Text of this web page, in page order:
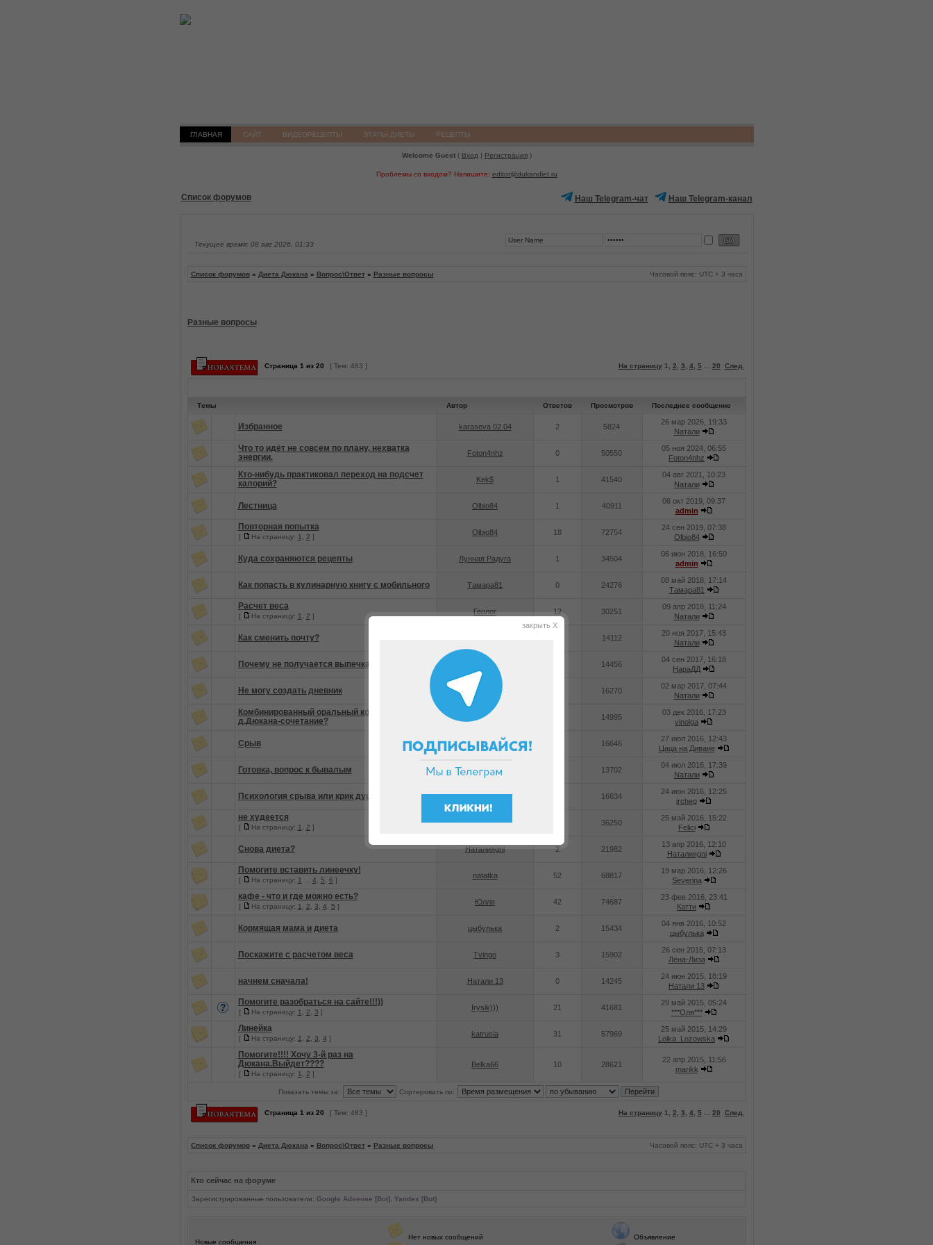
ГЛАВНАЯ САЙТ ВИДЕОРЕЦЕПТЫ ЭТАПЫ ДИЕТЫ РЕЦЕПТЫ
Welcome Guest( Вход | Регистрация)
Проблемы со входом? Напишите: editor@dukandiet.ru
Список форумов Наш Telegram-чат Наш Telegram-канал
Текущее время: 08 авг 2026, 01:33
Список форумов» Диета Дюкана » Вопрос\Ответ» Разные вопросы Часовой пояс: UTC + 3 часа
Разные вопросы
Страница 1 из 20 [ Тем: 483 ] На страницу 1 2 3 4, 5 20 След.
Темы Автор Ответов Просмотров Последнее сообщение
Избранное karaseva 02.04 2 5824
26 мар 2026, 19:33
Nатали
Что то идёт не совсем по плану, нехватка
энергии.
Foton4nhz 0 50550
05 ноя 2024, 06:55
Foton4nhz
Кто-нибудь практиковал переход на подсчет
калорий?
Kek$ 1 41540
04 авг 2021, 10:23
Nатали
Лестница Olbio84 1 40911
06 окт 2019, 09:37
admin
Повторная попытка
[ На страницу: 1 2 ]
Olbio84 18 72754
24 сен 2019, 07:38
Olbio84
Куда сохраняются рецепты Лунная Радуга 1 34504
06 июн 2018, 16:50
admin
Как попасть в кулинарную книгу с мобильного Тамара81 0 24276
08 май 2018, 17:14
Тамара81
Расчет веса
[ На страницу: 1 2 ]
Геолог 12 30251
09 апр 2018, 11:24
Nатали
Как сменить почту? 14112
20 ноя 2017, 15:43
Nатали
Почему не получается выпечка sjuit 14456
04 сен 2017, 16:18
НараДД
Не могу создать дневник Анна 1985 16270
02 мар 2017, 07:44
Nатали
Комбинированный оральный контрацептив и
д.Дюкана-сочетание?
vinolga 14995
03 дек 2016, 17:23
vinolga
Срыв Mary2107 16646
27 июл 2016, 12:43
Цаца на Диване
Готовка, вопрос к бывалым ircheg 13702
04 июл 2016, 17:39
Nатали
Психология срыва или крик души. ircheg 16634
24 июн 2016, 12:25
ircheg
не худеется
[ На страницу: 1 2 ]
mash1982 36250
25 май 2016, 15:22
Felici
Снова диета? Наталияgni 2 21982
13 апр 2016, 12:10
Наталияgni
Помогите вставить линеечку!
[ На страницу: 1 4 5 6 ]
natatka 52 68817
19 мар 2016, 12:26
Severina
кафе - что и где можно есть?
[ На страницу: 1 2 3 4 5 ]
Юлля 42 74687
23 фев 2016, 23:41
Катти
Кормящая мама и диета цыбулька 2 15434
04 янв 2016, 10:52
цыбулька
Поскажите с расчетом веса Tvingo 3 15902
26 сен 2015, 07:13
Лена-Лиза
начнем сначала! Натали 13 0 14245
24 июн 2015, 18:19
Натали 13
Помогите разобраться на сайте!!!))
[ На страницу: 1 2 3 ]
Irysik))) 21 41681
29 май 2015, 05:24
***Оля***
Линейка
[ На страницу: 1 2 3 4 ]
katrusia 31 57969
25 май 2015, 14:29
Lolka_Lozowska
Помогите!!!! Хочу 3-й раз на
Дюкана.Выйдет????
[ На страницу: 1 2 ]
Belka66 10 28621
22 апр 2015, 11:56
marikk
Показать темы за: Сортировать по:
Страница 1 из 20 [ Тем: 483 ] На страницу 1 2 3 4, 5 20 След.
Список форумов» Диета Дюкана » Вопрос\Ответ» Разные вопросы Часовой пояс: UTC + 3 часа
Кто сейчас на форуме
Зарегистрированные пользователи: Google Adsense [Bot], Yandex [Bot]
Новые сообщения
Нет новых сообщений Объявление
закрыть X